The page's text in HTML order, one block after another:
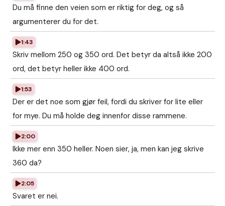
Du må finne den veien som er riktig for deg, og så
argumenterer du for det.
1:43
Skriv mellom 250 og 350 ord. Det betyr da altså ikke 200
ord, det betyr heller ikke 400 ord.
1:53
Der er det noe som gjør feil, fordi du skriver for lite eller
for mye. Du må holde deg innenfor disse rammene.
2:00
Ikke mer enn 350 heller. Noen sier, ja, men kan jeg skrive
360 da?
2:05
Svaret er nei.